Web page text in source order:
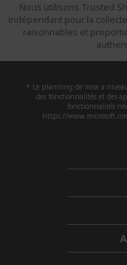
Nous utilisons Trusted
indépendant pour la
raisonnables et
* Le planning de mise à
des fonctionnalités et des
fonctionnalités
https://